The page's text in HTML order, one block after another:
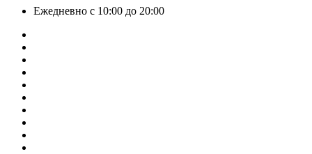
Ежедневно с 10:00 до 20:00